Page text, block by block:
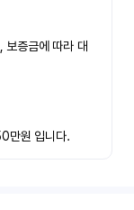
보증금에 따라 대
만원 입니다.